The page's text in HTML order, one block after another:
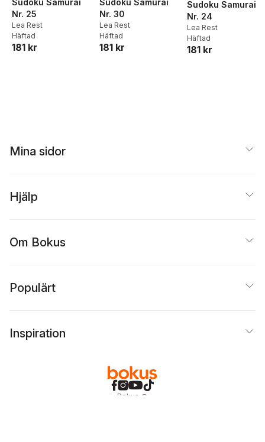
Nr. 25
Lea Rest
Häftad
181 kr
Nr. 30
Lea Rest
Häftad
181 kr
Sudoku Samurai
Nr. 24
Lea Rest
Häftad
181 kr
Mina sidor
Hjälp
Om Bokus
Populärt
Inspiration
Bokus @